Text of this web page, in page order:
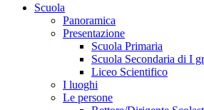
Scuola
Panoramica
Presentazione
Scuola Primaria
Scuola Secondaria di I
Liceo Scientifico
I luoghi
Le persone